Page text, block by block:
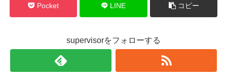
Pocket LINE コピー
supervisorをフォローする